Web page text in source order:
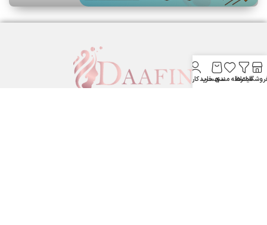
فیلترها
علاقه مندیسبد خرید
حساب کاربری من